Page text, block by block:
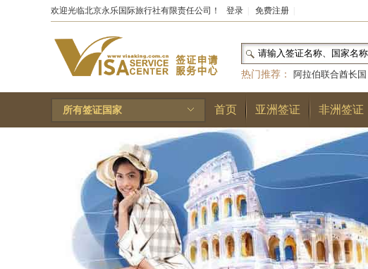
欢迎光临北京永乐国际旅行社有限责任公司！ 登录 免费注册
热门推荐： 阿拉伯联合酋长国
和国|布基纳法索|巴勒斯坦
林王国|安道尔公国|
所有签证国家 首页 亚洲签证 非洲签证